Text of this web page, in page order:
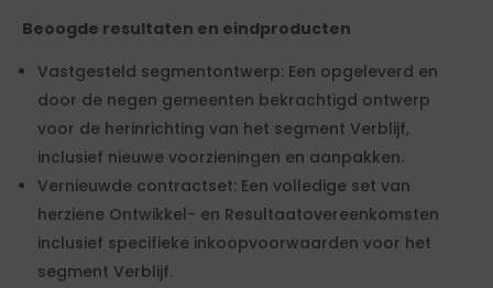
Beoogde resultaten en eindproducten
Vastgesteld segmentontwerp: Een opgeleverd en
door de negen gemeenten bekrachtigd ontwerp
voor de herinrichting van het segment Verblijf,
inclusief nieuwe voorzieningen en aanpakken.
Vernieuwde contractset: Een volledige set van
herziene Ontwikkel- en Resultaatovereenkomsten
inclusief specifieke inkoopvoorwaarden voor het
segment Verblijf.